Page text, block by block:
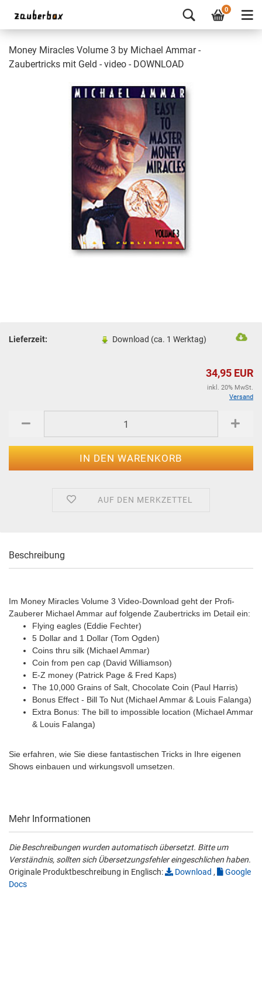
0
Money Miracles Volume 3 by Michael Ammar -
Zaubertricks mit Geld - video - DOWNLOAD
Lieferzeit: Download (ca. 1 Werktag)
34,95 EUR
inkl. 20% MwSt.
Versand
AUF DEN MERKZETTEL
Beschreibung
Im Money Miracles Volume 3 Video-Download geht der Profi-
Zauberer Michael Ammar auf folgende Zaubertricks im Detail ein:
Flying eagles (Eddie Fechter)
5 Dollar and 1 Dollar (Tom Ogden)
Coins thru silk (Michael Ammar)
Coin from pen cap (David Williamson)
E-Z money (Patrick Page & Fred Kaps)
The 10,000 Grains of Salt, Chocolate Coin (Paul Harris)
Bonus Effect - Bill To Nut (Michael Ammar & Louis Falanga)
Extra Bonus: The bill to impossible location (Michael Ammar
& Louis Falanga)
Sie erfahren, wie Sie diese fantastischen Tricks in Ihre eigenen
Shows einbauen und wirkungsvoll umsetzen.
Mehr Informationen
Die Beschreibungen wurden automatisch übersetzt. Bitte um
Verständnis, sollten sich Übersetzungsfehler eingeschlichen haben.
Originale Produktbeschreibung in Englisch:
Download ,
Google
Docs